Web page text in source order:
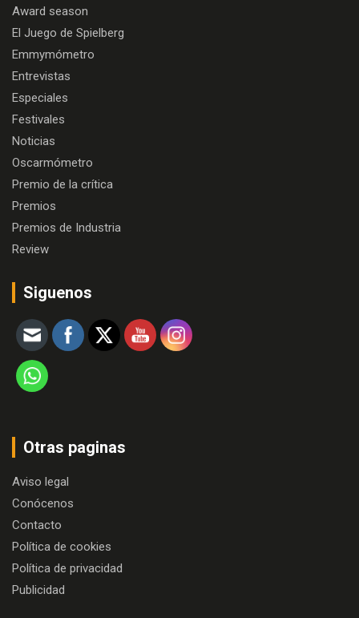
Award season
El Juego de Spielberg
Emmymómetro
Entrevistas
Especiales
Festivales
Noticias
Oscarmómetro
Premio de la crítica
Premios
Premios de Industria
Review
Siguenos
Otras paginas
Aviso legal
Conócenos
Contacto
Política de cookies
Política de privacidad
Publicidad